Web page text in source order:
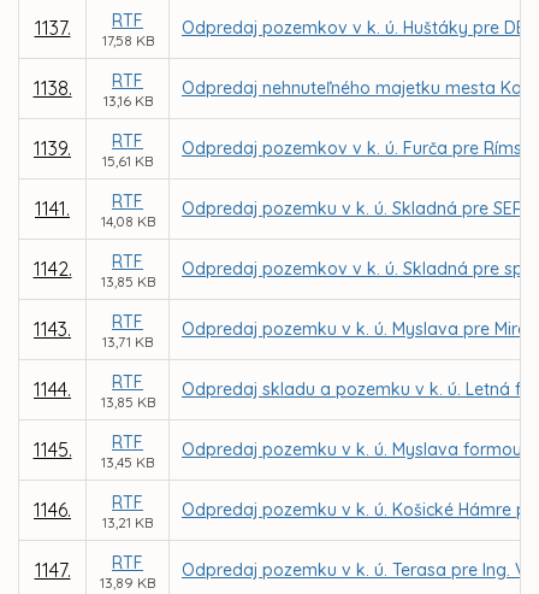
1137. RTF
17,58 KB
Odpredaj pozemkov v k. ú. Huštáky pre
1138. RTF
13,16 KB
Odpredaj nehnuteľného majetku mesta
1139. RTF
15,61 KB
Odpredaj pozemkov v k. ú. Furča pre
1141. RTF
14,08 KB
Odpredaj pozemku v k. ú. Skladná pre
1142. RTF
13,85 KB
Odpredaj pozemkov v k. ú. Skladná pre
1143. RTF
13,71 KB
Odpredaj pozemku v k. ú. Myslava pre
1144. RTF
13,85 KB
Odpredaj skladu a pozemku v k. ú. Letná
1145. RTF
13,45 KB
Odpredaj pozemku v k. ú. Myslava formou
1146. RTF
13,21 KB
Odpredaj pozemku v k. ú. Košické Hámre
1147. RTF
13,89 KB
Odpredaj pozemku v k. ú. Terasa pre Ing.